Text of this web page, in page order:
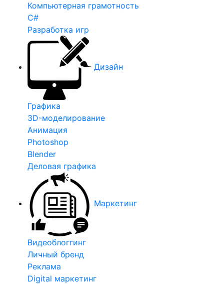
Компьютерная грамотность
C#
Разработка игр
Дизайн
Графика
3D-моделирование
Анимация
Photoshop
Blender
Деловая графика
Маркетинг
Видеоблоггинг
Личный бренд
Реклама
Digital маркетинг